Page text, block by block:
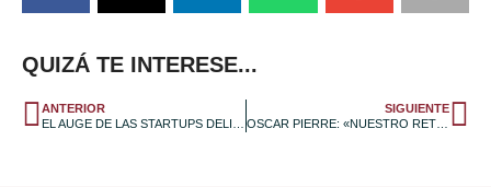
QUIZÁ TE INTERESE...
ANTERIOR
SIGUIENTE
OSCAR PIERRE: «NUESTRO RETO ES COLOCARNOS EN EL MAPA MUNDIAL»